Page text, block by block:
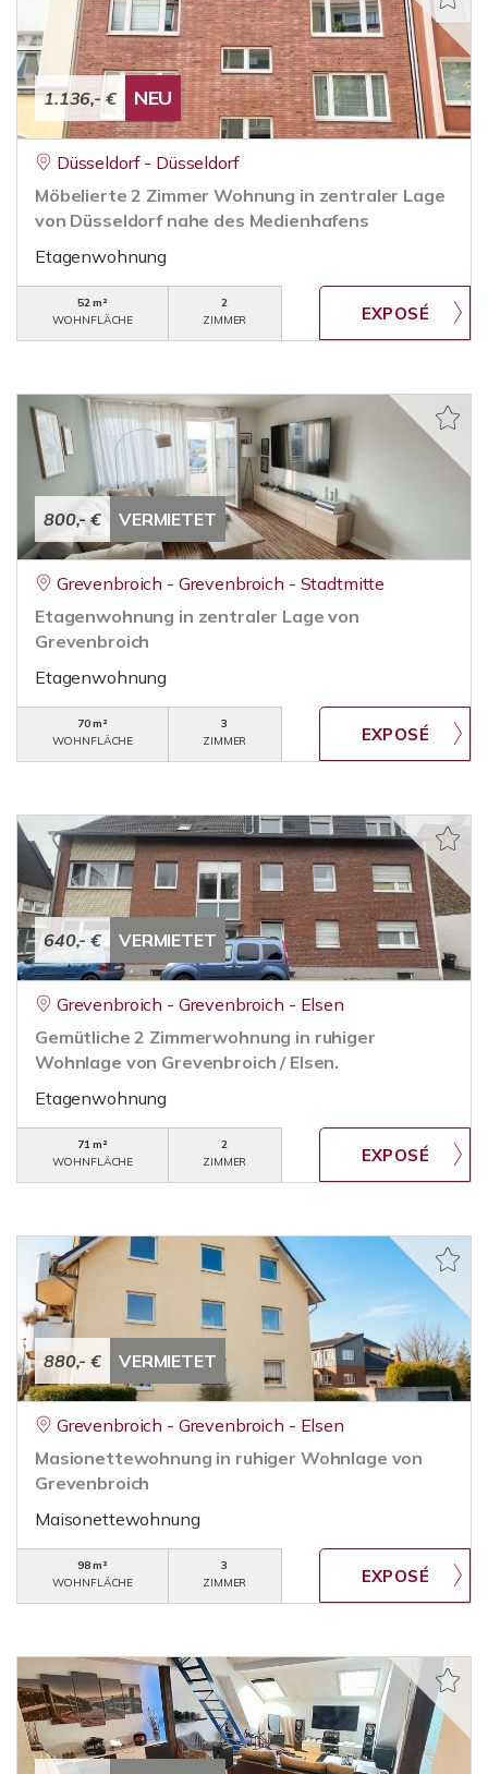
1.136,- € NEU
Düsseldorf - Düsseldorf
Möbelierte 2 Zimmer Wohnung in zentraler Lage
von Düsseldorf nahe des Medienhafens
Etagenwohnung
52 m²
WOHNFLÄCHE
2
ZIMMER
800,- € VERMIETET
Grevenbroich - Grevenbroich - Stadtmitte
Etagenwohnung in zentraler Lage von
Grevenbroich
Etagenwohnung
70 m²
WOHNFLÄCHE
3
ZIMMER
640,- € VERMIETET
Grevenbroich - Grevenbroich - Elsen
Gemütliche 2 Zimmerwohnung in ruhiger
Wohnlage von Grevenbroich / Elsen.
Etagenwohnung
71 m²
WOHNFLÄCHE
2
ZIMMER
880,- € VERMIETET
Grevenbroich - Grevenbroich - Elsen
Masionettewohnung in ruhiger Wohnlage von
Grevenbroich
Maisonettewohnung
98 m²
WOHNFLÄCHE
3
ZIMMER